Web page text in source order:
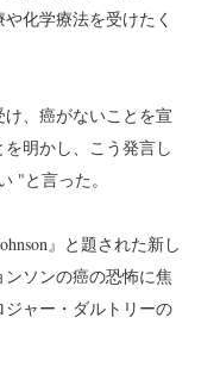
化学療法を受けたく
、癌がないことを宣
明かし、こう発言し
"と言った。
』と題された新し
ソンの癌の恐怖に焦
ャー・ダルトリーの